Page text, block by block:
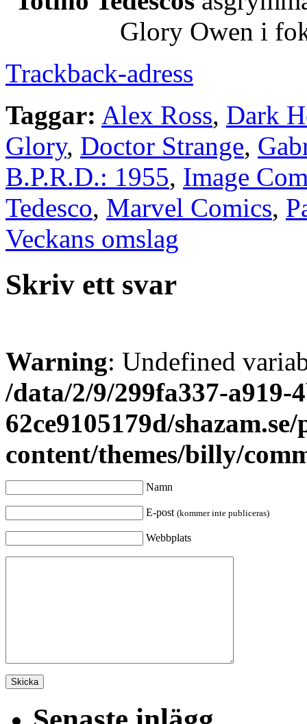
Glory Owen i
Trackback-adress
Taggar: Alex Ross, Dark
Glory, Doctor Strange,
B.P.R.D.: 1955, Image
Tedesco, Marvel Comics,
Veckans omslag
Skriv ett svar
Warning: Undefined
/data/2/9/299fa337-a919-
62ce9105179d/
content/themes/billy/
Namn
E-post (kommer inte publiceras)
Webbplats